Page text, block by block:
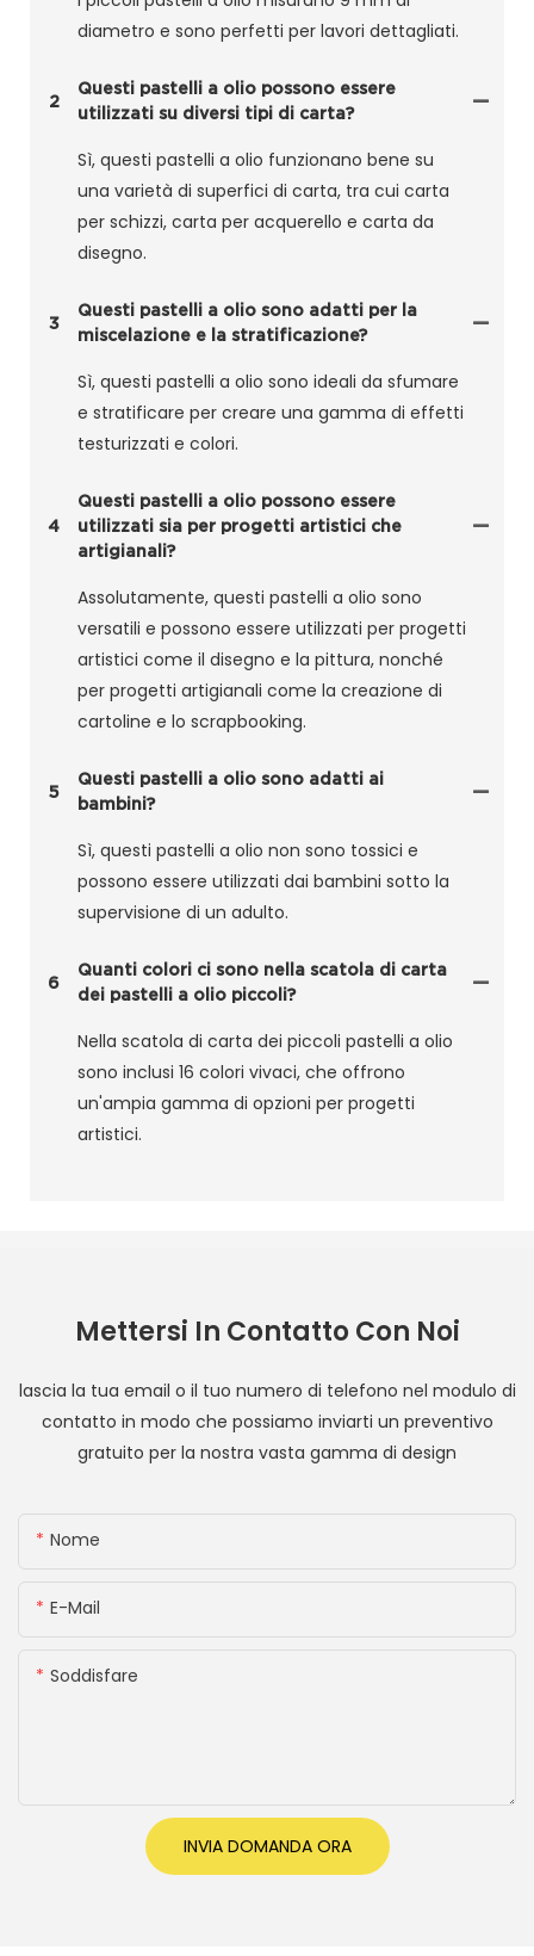
diametro e sono perfetti per lavori dettagliati.
2
Questi pastelli a olio possono essere
utilizzati su diversi tipi di carta?
Sì, questi pastelli a olio funzionano bene su
una varietà di superfici di carta, tra cui carta
per schizzi, carta per acquerello e carta da
disegno.
3
Questi pastelli a olio sono adatti per la
miscelazione e la stratificazione?
Sì, questi pastelli a olio sono ideali da sfumare
e stratificare per creare una gamma di effetti
testurizzati e colori.
4
Questi pastelli a olio possono essere
utilizzati sia per progetti artistici che
artigianali?
Assolutamente, questi pastelli a olio sono
versatili e possono essere utilizzati per progetti
artistici come il disegno e la pittura, nonché
per progetti artigianali come la creazione di
cartoline e lo scrapbooking.
5
Questi pastelli a olio sono adatti ai
bambini?
Sì, questi pastelli a olio non sono tossici e
possono essere utilizzati dai bambini sotto la
supervisione di un adulto.
6
Quanti colori ci sono nella scatola di carta
dei pastelli a olio piccoli?
Nella scatola di carta dei piccoli pastelli a olio
sono inclusi 16 colori vivaci, che offrono
un'ampia gamma di opzioni per progetti
artistici.
Mettersi In Contatto Con Noi
lascia la tua email o il tuo numero di telefono nel modulo di
contatto in modo che possiamo inviarti un preventivo
gratuito per la nostra vasta gamma di design
Nome
E-Mail
Soddisfare
INVIA DOMANDA ORA